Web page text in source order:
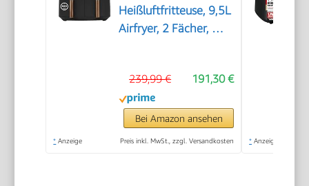
Heißluftfritteuse, 9,5L
Airfryer, 2 Fächer, mit
spülmaschinenfeste
Körbe, 6-in-1,
Amazon Exklusiv,
Kupfer/Schwarz,
191,30 €
239,99 €
Bei Amazon ansehen
* Anzeige Preis inkl. MwSt., zzgl. Versandkosten * Anzeige